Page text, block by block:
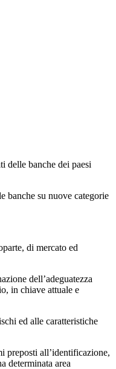
delle banche dei paesi
banche su nuove categorie
di mercato ed
dell’adeguatezza
in chiave attuale e
ed alle caratteristiche
preposti all’identificazione,
determinata area